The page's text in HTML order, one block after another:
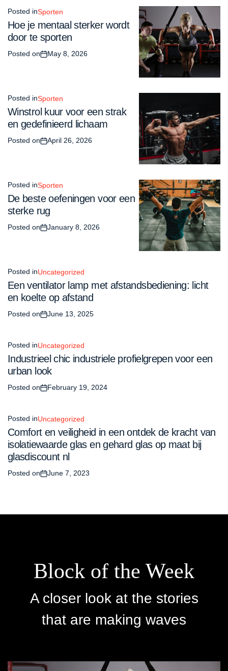
Posted inSporten
Hoe je mentaal sterker wordt
door te sporten
Posted on May 8, 2026
Posted inSporten
Winstrol kuur voor een strak
en gedefinieerd lichaam
Posted on April 26, 2026
Posted inSporten
De beste oefeningen voor een
sterke rug
Posted on January 8, 2026
Posted inUncategorized
Een ventilator lamp met afstandsbediening: licht
en koelte op afstand
Posted on June 13, 2025
Posted inUncategorized
Industrieel chic industriele profielgrepen voor een
urban look
Posted on February 19, 2024
Posted inUncategorized
Comfort en veiligheid in een ontdek de kracht van
isolatiewaarde glas en gehard glas op maat bij
glasdiscount nl
Posted on June 7, 2023
Block of the Week
A closer look at the stories
that are making waves